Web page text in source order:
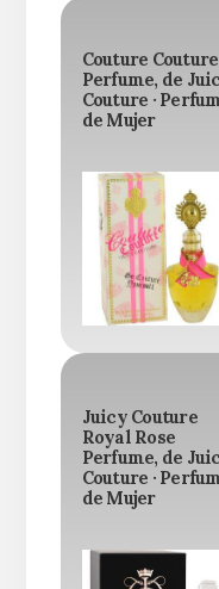
Couture Couture
Perfume, de
Couture ·
de Mujer
Juicy Couture
Royal Rose
Perfume, de
Couture ·
de Mujer